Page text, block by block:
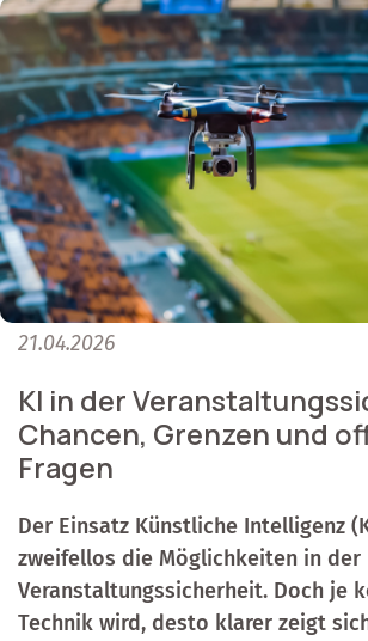
21.04.2026
KI in der
Chancen, Grenzen und
Fragen
Der Einsatz Künstliche Intelligenz
zweifellos die Möglichkeiten in der
Veranstaltungssicherheit. Doch je
Technik wird, desto klarer zeigt